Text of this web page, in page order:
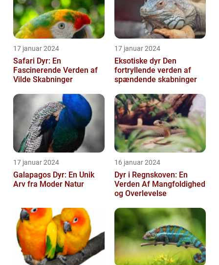
17 januar 2024
Safari Dyr: En
Fascinerende Verden af
Vilde Skabninger
17 januar 2024
Eksotiske dyr Den
fortryllende verden af
spændende skabninger
17 januar 2024
Galapagos Dyr: En Unik
Arv fra Moder Natur
16 januar 2024
Dyr i Regnskoven: En
Verden Af Mangfoldighed
og Overlevelse